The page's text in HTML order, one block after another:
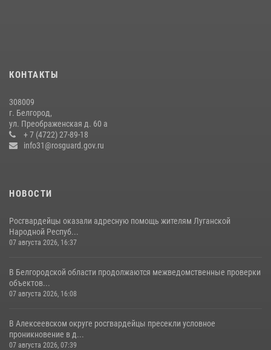
В Белгороде росгвардейцы приняли участие в круглом столе с
представителем Российского общества «Знание»
17 июля 2026, 07:10
КОНТАКТЫ
308009
г. Белгород,
ул. Преображенская д. 60 а
+ 7 (4722) 27-89-18
info31@rosguard.gov.ru
НОВОСТИ
Росгвардейцы оказали адресную помощь жителям Луганской
Народной Респуб...
07 августа 2026, 16:37
В Белгородской области продолжаются межведомственные проверки
объектов...
07 августа 2026, 16:08
В Алексеевском округе росгвардейцы пресекли условное
проникновение в д...
07 августа 2026, 07:39